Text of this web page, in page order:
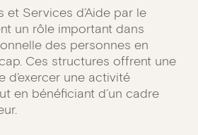
et Services d’Aide par le
un rôle important dans
des personnes en
Ces structures offrent une
une activité
en bénéficiant d’un cadre